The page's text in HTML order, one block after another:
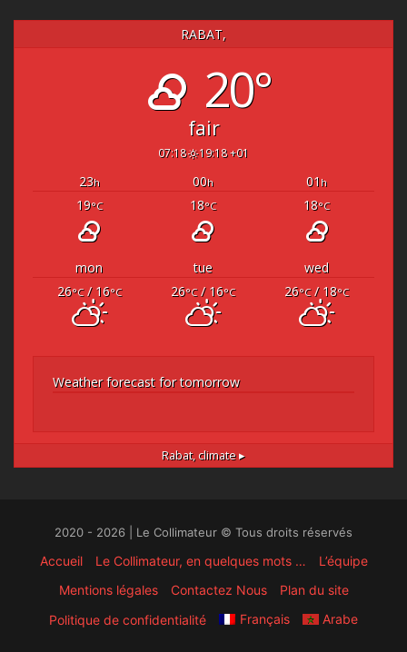
RABAT,
20°
fair
07:18 19:18 +01
23h 00h 01 h
19°C 18°C 18°C
mon tue
wed
26°C/ 16°C 26°C/ 16°C 26°C/ 18°C
Weather forecast for tomorrow
Rabat, climate ▸
2020 - 2026 | Le Collimateur © Tous droits réservés
Accueil Le Collimateur, en quelques mots …
L’équipe
Mentions légales
Contactez Nous
Plan du site
Politique de confidentialité
Français Arabe